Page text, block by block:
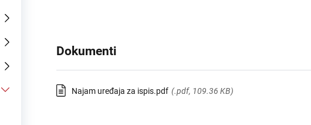
DORH
Dokumenti
Najam uređaja za ispis.pdf (.pdf, 109.36 KB)